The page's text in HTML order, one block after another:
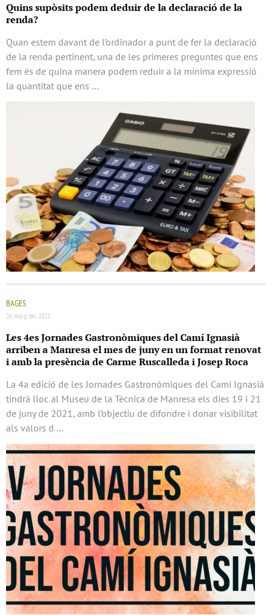
Quins supòsits podem deduir de la declaració de la
renda?
Quan estem davant de l’ordinador a punt de fer la declaració
de la renda pertinent, una de les primeres preguntes que ens
fem és de quina manera podem reduir a la mínima expressió
la quantitat que ens …
BAGES
26 maig del 2021
Les 4es Jornades Gastronòmiques del Camí Ignasià
arriben a Manresa el mes de juny en un format renovat
i amb la presència de Carme Ruscalleda i Josep Roca
La 4a edició de les Jornades Gastronòmiques del Camí Ignasià
tindrà lloc al Museu de la Tècnica de Manresa els dies 19 i 21
de juny de 2021, amb l’objectiu de difondre i donar visibilitat
als valors d …